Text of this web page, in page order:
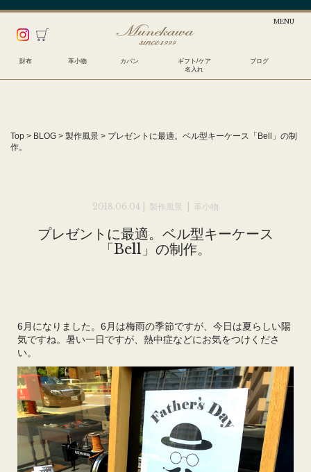
財布 革小物 カバン
ギフト/ケア
名入れ
ブログ
Top > BLOG > 製作風景 > プレゼントに最適。ベル型キーケース「Bell」の制
作。
2018.06.04 | 製作風景 革小物
プレゼントに最適。ベル型キーケース
「Bell」の制作。
6月になりました。6月は梅雨の季節ですが、今日は夏らしい陽
気ですね。暑い一日ですが、熱中症などにお気をつけくださ
い。